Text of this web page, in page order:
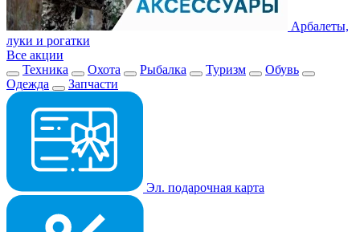
Арбалеты,
луки и рогатки
Все акции
Техника
Охота Рыбалка Туризм
Обувь
Одежда
Запчасти
Эл. подарочная карта